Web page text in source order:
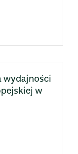
wydajności
w